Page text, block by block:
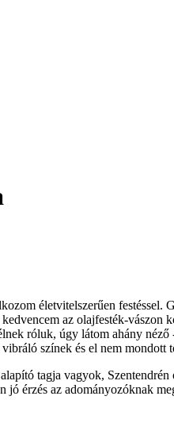
életvitelszerűen
az olajfesték-
róluk, úgy látom ahány
színek és el nem mondott
tagja vagyok,
jó érzés az adományozóknak